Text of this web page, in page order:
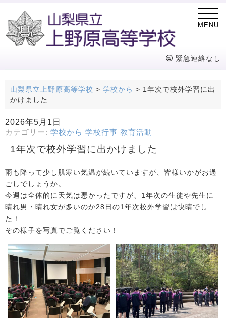
MENU
緊急連絡なし
山梨県立上野原高等学校 > 学校から > 1年次で校外学習に出
かけました
2026年5月1日
カテゴリー: 学校から 学校行事 教育活動
1年次で校外学習に出かけました
雨も降って少し肌寒い気温が続いていますが、皆様いかがお過
ごしでしょうか。
今週は全体的に天気は悪かったですが、1年次の生徒や先生に
晴れ男・晴れ女が多いのか28日の1年次校外学習は快晴でし
た！
その様子を写真でご覧ください！